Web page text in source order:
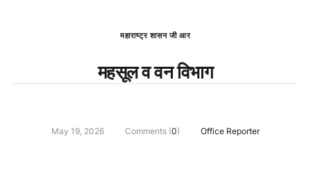
महाराष्ट्र शासन जी आर
महसूल व वन विभाग
May 19, 2026 Comments (0) Office Reporter